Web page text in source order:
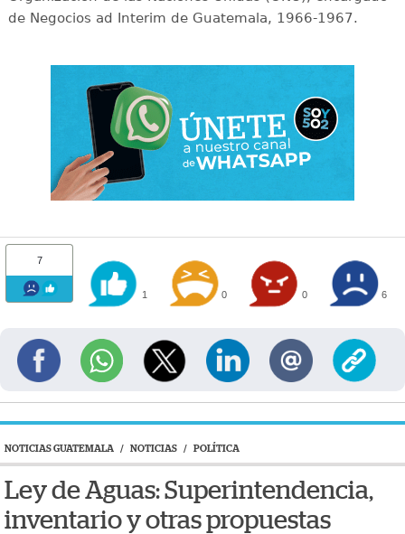
de Negocios ad Interim de Guatemala, 1966-1967.
7
1 0 0 6
NOTICIAS GUATEMALA / NOTICIAS / POLÍTICA
Ley de Aguas: Superintendencia,
inventario y otras propuestas